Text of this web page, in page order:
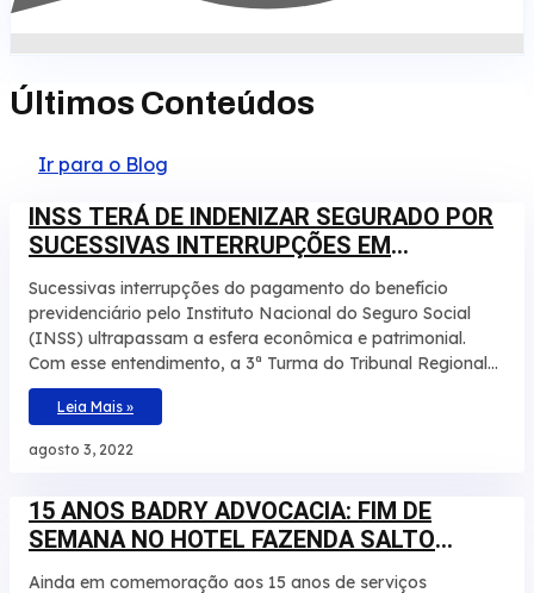
Últimos Conteúdos
Ir para o Blog
INSS TERÁ DE INDENIZAR SEGURADO POR
SUCESSIVAS INTERRUPÇÕES EM
APOSENTADORIA
Sucessivas interrupções do pagamento do benefício
previdenciário pelo Instituto Nacional do Seguro Social
(INSS) ultrapassam a esfera econômica e patrimonial.
Com esse entendimento, a 3ª Turma do Tribunal Regional
Federal da 3ª Região manteve, por unanimidade, a
condenação da autarquia por danos morais e aumentou a
R$ 30 mil. O caso envolve um homem que teve por
interrompida pelo INSS. De acordo com os autos, o laudo
técnico apontou que a incapacidade do beneficiário é total
Leia Mais »
agosto 3, 2022
15 ANOS BADRY ADVOCACIA: FIM DE
SEMANA NO HOTEL FAZENDA SALTO
BANDEIRANTES
Ainda em comemoração aos 15 anos de serviços